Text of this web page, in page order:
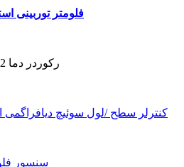
فلومتر توربینی
رکوردر دما 12 کانال ترموکوپل ابزار 1189
کنترلر سطح /لول سوئیچ دیافراگمی
سنسور فلوی